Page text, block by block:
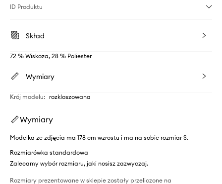
ID Produktu
Skład
72 % Wiskoza, 28 % Poliester
Wymiary
Krój modelu: rozkloszowana
Wymiary
Modelka ze zdjęcia ma 178 cm wzrostu i ma na sobie rozmiar S.
Rozmiarówka standardowa
Zalecamy wybór rozmiaru, jaki nosisz zazwyczaj.
Rozmiary prezentowane w sklepie zostały przeliczone na